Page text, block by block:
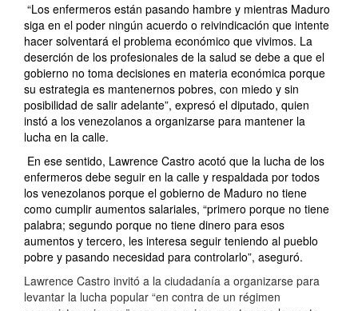
“Los enfermeros están pasando hambre y mientras Maduro
siga en el poder ningún acuerdo o reivindicación que intente
hacer solventará el problema económico que vivimos. La
deserción de los profesionales de la salud se debe a que el
gobierno no toma decisiones en materia económica porque
su estrategia es mantenernos pobres, con miedo y sin
posibilidad de salir adelante”, expresó el diputado, quien
instó a los venezolanos a organizarse para mantener la
lucha en la calle.
En ese sentido, Lawrence Castro acotó que la lucha de los
enfermeros debe seguir en la calle y respaldada por todos
los venezolanos porque el gobierno de Maduro no tiene
como cumplir aumentos salariales, “primero porque no tiene
palabra; segundo porque no tiene dinero para esos
aumentos y tercero, les interesa seguir teniendo al pueblo
pobre y pasando necesidad para controlarlo”, aseguró.
Lawrence Castro invitó a la ciudadanía a organizarse para
levantar la lucha popular “en contra de un régimen